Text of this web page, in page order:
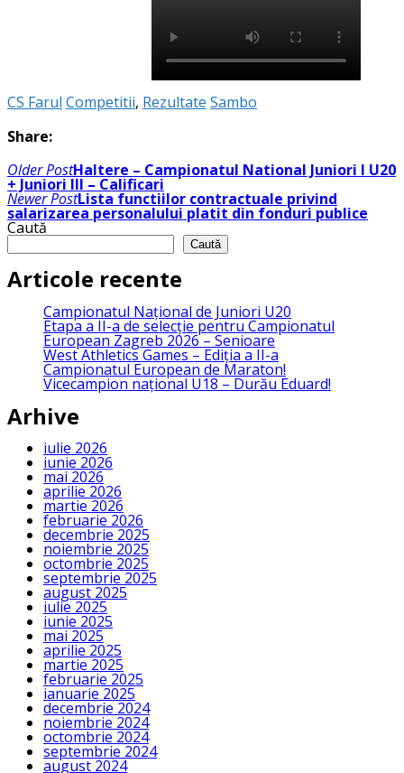
CS Farul Competitii, Rezultate Sambo
Share:
Navigare
în
articole
Older PostHaltere – Campionatul National Juniori I U20
+ Juniori III – Calificari
Newer PostLista functiilor contractuale privind
salarizarea personalului platit din fonduri publice
Caută
Caută
Articole recente
Campionatul Național de Juniori U20
Etapa a II-a de selecție pentru Campionatul
European Zagreb 2026 – Senioare
West Athletics Games – Ediția a II-a
Campionatul European de Maraton!
Vicecampion național U18 – Durău Eduard!
Arhive
iulie 2026
iunie 2026
mai 2026
aprilie 2026
martie 2026
februarie 2026
decembrie 2025
noiembrie 2025
octombrie 2025
septembrie 2025
august 2025
iulie 2025
iunie 2025
mai 2025
aprilie 2025
martie 2025
februarie 2025
ianuarie 2025
decembrie 2024
noiembrie 2024
octombrie 2024
septembrie 2024
august 2024